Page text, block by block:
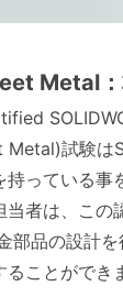
Metal
Metal)試験は
持っている事
当者は、この
部品の設計
ことができ